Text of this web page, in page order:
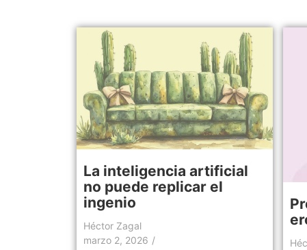
La inteligencia artificial
no puede replicar el
ingenio
Héctor Zagal
marzo 2, 2026 /